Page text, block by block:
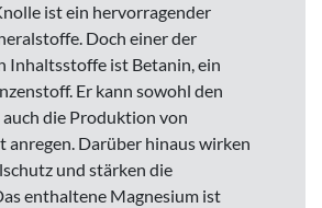
ist ein hervorragender
Doch einer der
Inhaltsstoffe ist Betanin, ein
Er kann sowohl den
die Produktion von
anregen. Darüber hinaus wirken
und stärken die
enthaltene Magnesium ist